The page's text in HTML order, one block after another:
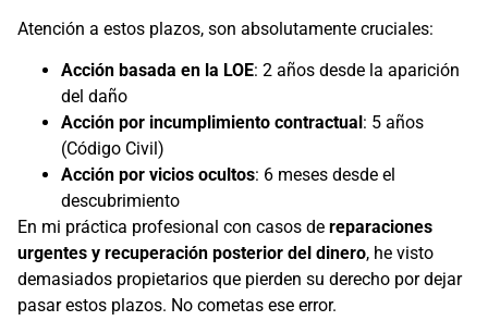
Atención a estos plazos, son absolutamente cruciales:
Acción basada en la LOE: 2 años desde la aparición
del daño
Acción por incumplimiento contractual: 5 años
(Código Civil)
Acción por vicios ocultos: 6 meses desde el
descubrimiento
En mi práctica profesional con casos de reparaciones
urgentes y recuperación posterior del dinero, he visto
demasiados propietarios que pierden su derecho por dejar
pasar estos plazos. No cometas ese error.